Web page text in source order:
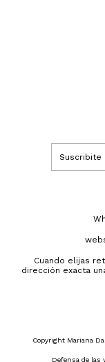
Cuando elijas
dirección exacta
Copyright Mariana
Defensa de las